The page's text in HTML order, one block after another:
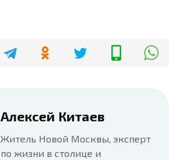
Алексей Китаев
Житель Новой Москвы, эксперт
по жизни в столице и